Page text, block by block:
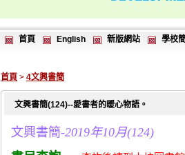
首頁 English 新版網站 學校
首頁 > 4文興書簡
文興書簡(124)--愛書者的暖心物語。
文興書簡-2019年10月(124)